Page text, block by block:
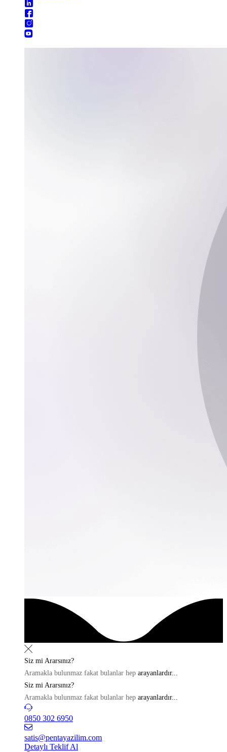
Siz mi Ararsınız?
Aramakla bulunmaz fakat bulanlar hep arayanlardır...
Siz mi Ararsınız?
Aramakla bulunmaz fakat bulanlar hep arayanlardır...
0850 302 6950
satis@pentayazilim.com
Detaylı Teklif Al